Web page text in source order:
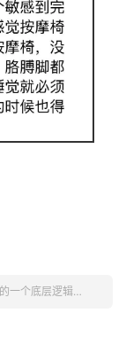
一个底层逻辑…